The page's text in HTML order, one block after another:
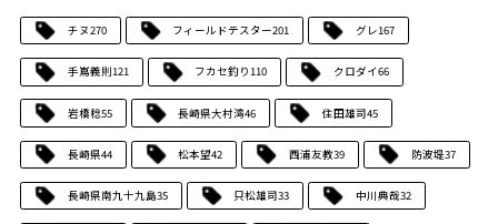
チヌ270 フィールドテスター201 グレ167
手嶌義則121 フカセ釣り110 クロダイ66
岩橋稔55 長崎県大村湾46 住田雄司45
長崎県44 松本望42 西浦友教39 防波堤37
長崎県南九十九島35 只松雄司33 中川典哉32